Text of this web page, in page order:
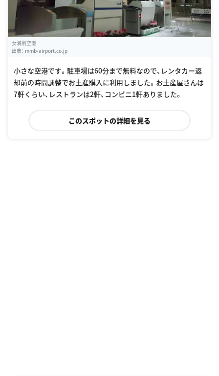
女満別空港
出典： mmb-airport.co.jp
小さな空港です。駐車場は60分まで無料なので、レンタカー返
却前の時間調整でお土産購入に利用しました。お土産屋さんは
7軒くらい、レストランは2軒、コンビニ1軒ありました。
このスポットの詳細を見る